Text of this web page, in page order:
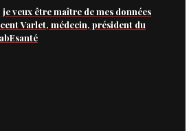
veux être maître de mes données
Varlet, médecin, président du